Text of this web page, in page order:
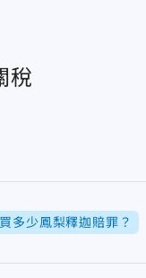
稅
多少鳳梨釋迦賠罪？